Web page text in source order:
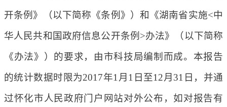
开条例》（以下简称《条例》）和《湖南省实施<中
华人民共和国政府信息公开条例>办法》（以下简称
《办法》）的要求，由市科技局编制而成。本报告
的统计数据时限为2017年1月1日至12月31日，并通
过怀化市人民政府门户网站对外公布，如对报告有